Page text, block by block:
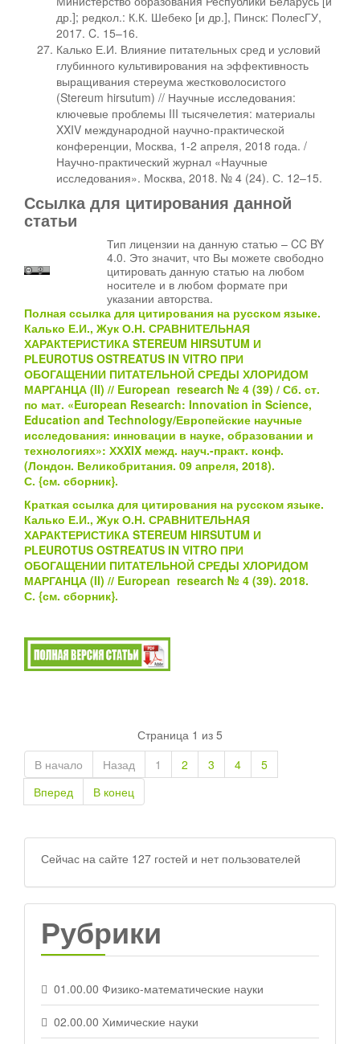
др.]; редкол.: К.К. Шебеко [и др.], Пинск: ПолесГУ,
2017. C. 15–16.
Калько Е.И. Влияние питательных сред и условий
глубинного культивирования на эффективность
выращивания стереума жестковолосистого
(Stereum hirsutum) // Научные исследования:
ключевые проблемы III тысячелетия: материалы
XXIV международной научно-практической
конференции, Москва, 1-2 апреля, 2018 года. /
Научно-практический журнал «Научные
исследования». Москва, 2018. № 4 (24). С. 12–15.
Ссылка для цитирования данной
статьи
Тип лицензии на данную статью – CC BY
4.0. Это значит, что Вы можете свободно
цитировать данную статью на любом
носителе и в любом формате при
указании авторства.
Полная ссылка для цитирования на русском языке.
Калько Е.И., Жук О.Н. СРАВНИТЕЛЬНАЯ
ХАРАКТЕРИСТИКА STEREUM HIRSUTUM И
РLEUROTUS OSTREATUS IN VITRO ПРИ
ОБОГАЩЕНИИ ПИТАТЕЛЬНОЙ СРЕДЫ ХЛОРИДОМ
МАРГАНЦА (II) // European research № 4 (39) / Сб. ст.
по мат. «European Research: Innovation in Science,
Education and Technology/Европейские научные
исследования: инновации в науке, образовании и
технологиях»: ХХXIX межд. науч.-практ. конф.
(Лондон. Великобритания. 09 апреля, 2018).
С. {см. сборник}.
Краткая ссылка для цитирования на русском языке.
Калько Е.И., Жук О.Н. СРАВНИТЕЛЬНАЯ
ХАРАКТЕРИСТИКА STEREUM HIRSUTUM И
РLEUROTUS OSTREATUS IN VITRO ПРИ
ОБОГАЩЕНИИ ПИТАТЕЛЬНОЙ СРЕДЫ ХЛОРИДОМ
МАРГАНЦА (II) // European research № 4 (39). 2018.
С. {см. сборник}.
Страница 1 из 5
В начало
Назад 1 2 3 4
5
Вперед
В конец
Сейчас на сайте 127 гостей и нет пользователей
Рубрики
01.00.00 Физико-математические науки
02.00.00 Химические науки